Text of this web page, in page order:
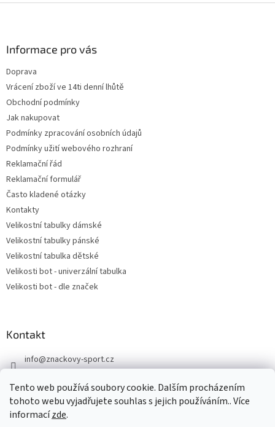
Tento web používá soubory cookie. Dalším procházením
tohoto webu vyjadřujete souhlas s jejich používáním.. Více
informacízde.
p
i
v
Informace pro vás
Doprava
Vrácení zboží ve 14ti denní lhůtě
Obchodní podmínky
Jak nakupovat
Podmínky zpracování osobních údajů
Podmínky užití webového rozhraní
Reklamační řád
Reklamační formulář
Často kladené otázky
Kontakty
Velikostní tabulky dámské
Velikostní tabulky pánské
Velikostní tabulka dětské
Velikosti bot - univerzální tabulka
Velikosti bot - dle značek
Kontakt
info@znackovy-sport.cz